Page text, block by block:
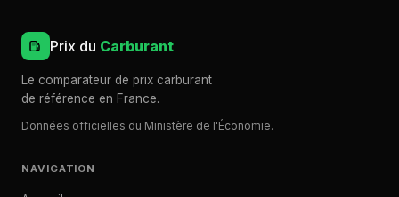
Prix du Carburant
Le comparateur de prix carburant
de référence en France.
Données officielles du Ministère de l'Économie.
NAVIGATION